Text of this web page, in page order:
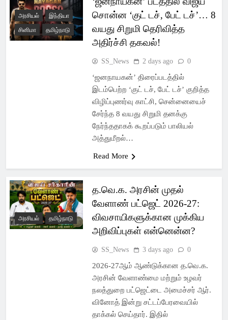
Latest Pondicherry
News, India News,
World News –
SSsnews
அரசியல்
இந்தியா
சினிமா
தமிழ்நாடு
சொன்ன ‘குட் டச், பேட் டச்’… 8
வயது சிறுமி தெரிவித்த
அதிர்ச்சி தகவல்!
SS_News 2 days ago 0
‘ஜனநாயகன்’ திரைப்படத்தில்
இடம்பெற்ற ‘குட் டச், பேட் டச்’ குறித்த
விழிப்புணர்வு காட்சி, சென்னையைச்
சேர்ந்த 8 வயது சிறுமி தனக்கு
நேர்ந்ததாகக் கூறப்படும் பாலியல்
அத்துமீறல்…
Read More
அரசியல் தமிழ்நாடு
த.வெ.க. அரசின் முதல்
வேளாண் பட்ஜெட் 2026-27:
விவசாயிகளுக்கான முக்கிய
அறிவிப்புகள் என்னென்ன?
SS_News 3 days ago 0
2026-27ஆம் ஆண்டுக்கான த.வெ.க.
அரசின் வேளாண்மை மற்றும் உழவர்
நலத்துறை பட்ஜெட்டை அமைச்சர் ஆர்.
வினோத் இன்று சட்டப்பேரவையில்
தாக்கல் செய்தார். இதில்